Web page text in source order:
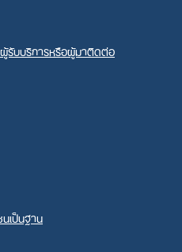
รับบริการหรือผู้มาติดต่อ
เป็นฐาน